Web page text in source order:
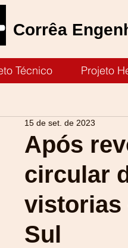
Após
circular
vistorias
Sul
15 de set. de 2023
Técnico Projeto
Corrêa